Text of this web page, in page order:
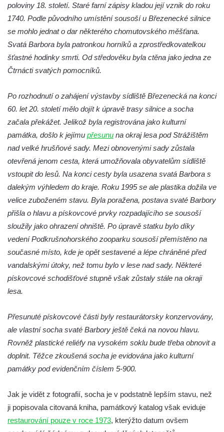
Českých Budějovicích
Socha svatého Václava u pramene v
Semilech
Pamětní deska Tomáše Garrigue Masaryka
na radnici v Českých Budějovicích
Českých Budějovicích
Pamětní deska Josefa Hloucha na
biskupské rezidenci v Českých
Budějovicích
Kamenném Újezdě
Pamětní kámen družebních obcí Kamenný
Újezd a Krauchthal v parku na Náměstí v
Kamenném Újezdě
Socha na náměstí J. V. Kamarýta ve
Velešíně
Pomník J. V. Kamarýta v Krumlovské ulici ve
Velešíně
Pamětní deska arcibiskupa Micara ve
Pamětní deska Vojtěcha Kocmicha na
domě čp. 37 v ulici Betlém v Římově
Pomník na paměť zrušení roboty v Plavu
Socha svatého Jana Nepomuckého v
poloviny 18. století. Staré farní zápisy kladou její vznik do roku
1740. Podle původního umístění sousoší u Březenecké silnice
se mohlo jednat o dar některého chomutovského měšťana.
Svatá Barbora byla patronkou horníků a zprostředkovatelkou
šťastné hodinky smrti. Od středověku byla ctěna jako jedna ze
Čtrnácti svatých pomocníků.
Po rozhodnutí o zahájení výstavby sídliště Březenecká na konci
60. let 20. století mělo dojít k úpravě trasy silnice a socha
začala překážet. Jelikož byla registrována jako kulturní
památka, došlo k jejímu přesunu na okraj lesa pod Strážištěm
nad velké hrušňové sady. Mezi obnovenými sady zůstala
otevřená jenom cesta, která umožňovala obyvatelům sídliště
vstoupit do lesů. Na konci cesty byla usazena svatá Barbora s
dalekým výhledem do kraje. Roku 1995 se ale plastika dožila ve
velice zuboženém stavu. Byla poražena, postava svaté Barbory
přišla o hlavu a pískovcové prvky rozpadajícího se sousoší
sloužily jako ohrazení ohniště. Po úpravě statku bylo díky
vedení Podkrušnohorského zooparku sousoší přemístěno na
současné místo, kde je opět sestavené a lépe chráněné před
vandalskými útoky, než tomu bylo v lese nad sady. Některé
pískovcové schodišťové stupně však zůstaly stále na okraji
lesa.
Přesunuté pískovcové části byly restaurátorsky konzervovány,
ale vlastní socha svaté Barbory ještě čeká na novou hlavu.
Rovněž plastické reliéfy na vysokém soklu bude třeba obnovit a
doplnit. Těžce zkoušená socha je evidována jako kulturní
památky pod evidenčním číslem 5-900.
Jak je vidět z fotografií, socha je v podstatně lepším stavu, než
ji popisovala citovaná kniha, památkový katalog však eviduje
restaurování pouze v roce 1973, kterýžto datum ovšem